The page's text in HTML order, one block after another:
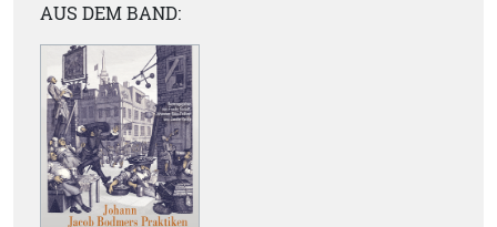
AUS DEM BAND: